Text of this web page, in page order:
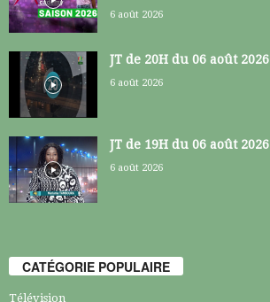
6 août 2026
JT de 20H du 06 août 2026
6 août 2026
JT de 19H du 06 août 2026
6 août 2026
CATÉGORIE POPULAIRE
Télévision